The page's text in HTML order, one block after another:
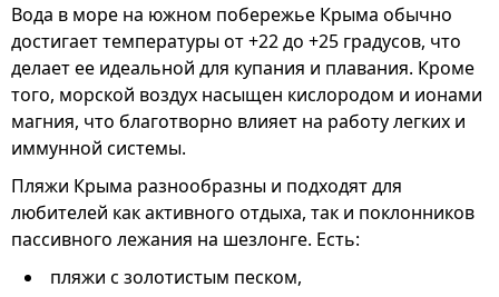
Вода в море на южном побережье Крыма обычно
достигает температуры от +22 до +25 градусов, что
делает ее идеальной для купания и плавания. Кроме
того, морской воздух насыщен кислородом и ионами
магния, что благотворно влияет на работу легких и
иммунной системы.
Пляжи Крыма разнообразны и подходят для
любителей как активного отдыха, так и поклонников
пассивного лежания на шезлонге. Есть:
пляжи с золотистым песком,